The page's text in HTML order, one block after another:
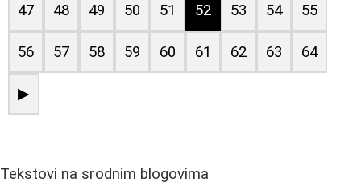
47 48 49 50 51 52 53 54 55
56 57 58 59 60 61 62 63 64
▶
Tekstovi na srodnim blogovima